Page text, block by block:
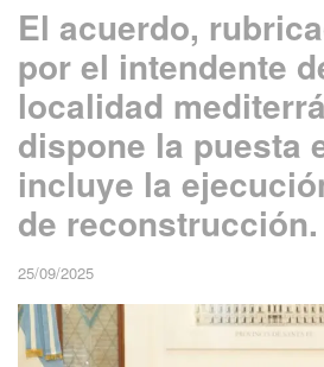
El acuerdo,
por el intendente
localidad
dispone la puesta
incluye la
de reconstrucción.
25/09/2025